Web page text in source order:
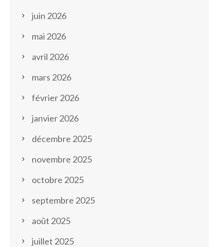
juin 2026
mai 2026
avril 2026
mars 2026
février 2026
janvier 2026
décembre 2025
novembre 2025
octobre 2025
septembre 2025
août 2025
juillet 2025